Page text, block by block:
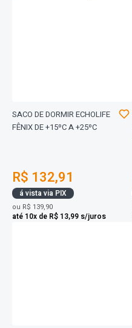
SACO DE DORMIR ECHOLIFE
FÊNIX DE +15ºC A +25ºC
R$ 132,91
á vista via PIX
ou R$ 139,90
até 10x de R$ 13,99 s/juros